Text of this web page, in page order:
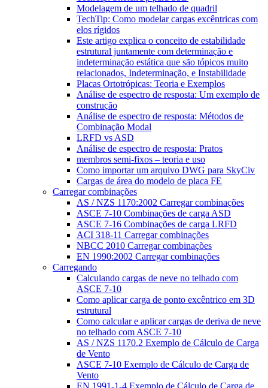
Modelagem de um telhado de quadril
TechTip: Como modelar cargas excêntricas com
elos rígidos
Este artigo explica o conceito de estabilidade
estrutural juntamente com determinação e
indeterminação estática que são tópicos muito
relacionados, Indeterminação, e Instabilidade
Placas Ortotrópicas: Teoria e Exemplos
Análise de espectro de resposta: Um exemplo de
construção
Análise de espectro de resposta: Métodos de
Combinação Modal
LRFD vs ASD
Análise de espectro de resposta: Pratos
membros semi-fixos – teoria e uso
Como importar um arquivo DWG para SkyCiv
Cargas de área do modelo de placa FE
Carregar combinações
AS / NZS 1170:2002 Carregar combinações
ASCE 7-10 Combinações de carga ASD
ASCE 7-16 Combinações de carga LRFD
ACI 318-11 Carregar combinações
NBCC 2010 Carregar combinações
EN 1990:2002 Carregar combinações
Carregando
Calculando cargas de neve no telhado com
ASCE 7-10
Como aplicar carga de ponto excêntrico em 3D
estrutural
Como calcular e aplicar cargas de deriva de neve
no telhado com ASCE 7-10
AS / NZS 1170.2 Exemplo de Cálculo de Carga
de Vento
ASCE 7-10 Exemplo de Cálculo de Carga de
Vento